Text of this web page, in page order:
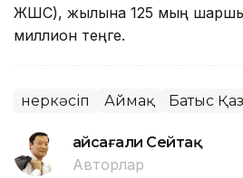
ЖШС), жылына 125 мың шаршы
миллион теңге.
Өнеркәсіп Аймақ Батыс
Ғайсағали Сейтақ
Авторлар